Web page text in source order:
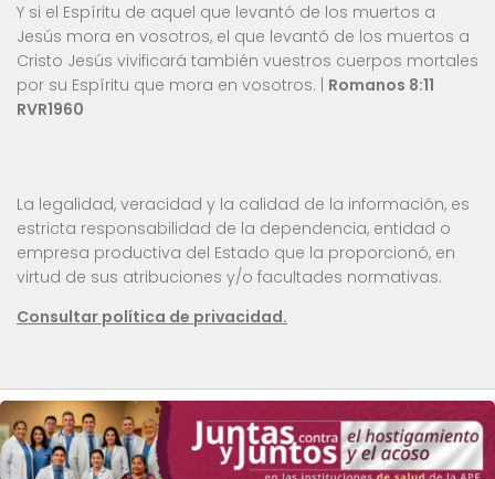
Y si el Espíritu de aquel que levantó de los muertos a
Jesús mora en vosotros, el que levantó de los muertos a
Cristo Jesús vivificará también vuestros cuerpos mortales
por su Espíritu que mora en vosotros. | Romanos 8:11
RVR1960
La legalidad, veracidad y la calidad de la información, es
estricta responsabilidad de la dependencia, entidad o
empresa productiva del Estado que la proporcionó, en
virtud de sus atribuciones y/o facultades normativas.
Consultar política de privacidad.